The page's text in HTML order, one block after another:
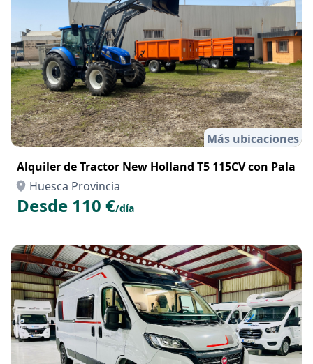
Más ubicaciones
Alquiler de Tractor New Holland T5 115CV con Pala
Huesca Provincia
Desde 110 €/día